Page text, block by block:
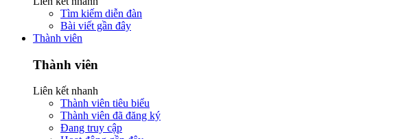
Tìm kiếm diễn đàn
Bài viết gần đây
Thành viên
Thành viên
Liên kết nhanh
Thành viên tiêu biểu
Thành viên đã đăng ký
Đang truy cập